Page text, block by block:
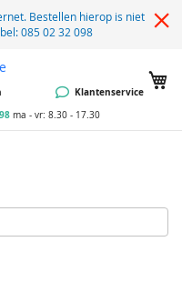
Bestellen hierop is niet
085 02 32 098
Klantenservice
ma - vr: 8.30 - 17.30